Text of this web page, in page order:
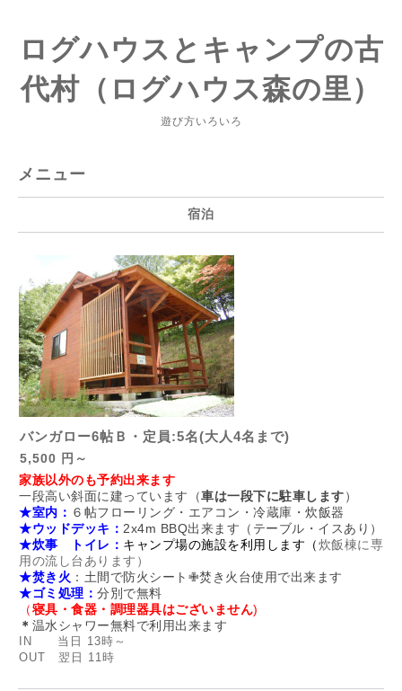
ログハウスとキャンプの古
代村（ログハウス森の里）
遊び方いろいろ
メニュー
宿泊
バンガロー6帖Ｂ・定員:5名(大人4名まで)
5,500 円～
家族以外のも予約出来ます
一段高い斜面に建っています（車は一段下に駐車します）
★室内： ６帖フローリング・エアコン・冷蔵庫・炊飯器
★ウッドデッキ： 2x4m BBQ出来ます（テーブル・イスあり）
★炊事 トイレ： キャンプ場の施設を利用します（炊飯棟に専
用の流し台あります）
★焚き火 ：土間で防火シート✙焚き火台使用で出来ます
★ゴミ処理： 分別で無料
（寝具・食器・調理器具はございません)
＊ 温水シャワー無料で利用出来ます
IN 当日 13時～
OUT 翌日 11時